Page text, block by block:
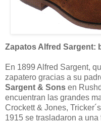
Zapatos Alfred Sargent:
En 1899 Alfred Sargent,
zapatero gracias a su
Sargent & Sons en
encuentran las grandes
Crockett & Jones,
1915 se trasladaron a